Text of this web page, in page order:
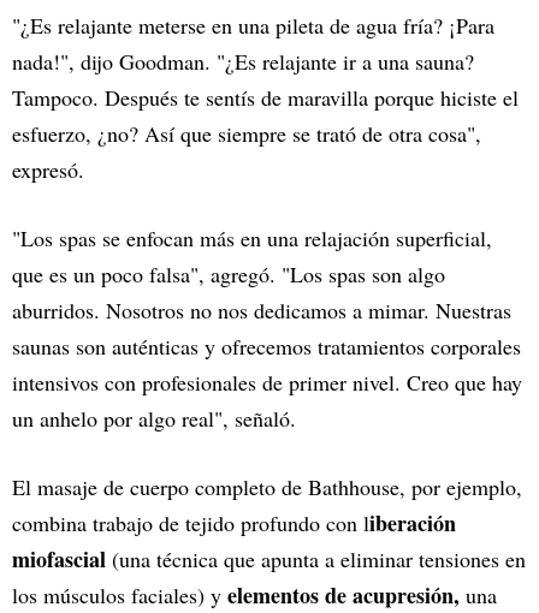
"¿Es relajante meterse en una pileta de agua fría? ¡Para
nada!", dijo Goodman. "¿Es relajante ir a una sauna?
Tampoco. Después te sentís de maravilla porque hiciste el
esfuerzo, ¿no? Así que siempre se trató de otra cosa",
expresó.
"Los spas se enfocan más en una relajación superficial,
que es un poco falsa", agregó. "Los spas son algo
aburridos. Nosotros no nos dedicamos a mimar. Nuestras
saunas son auténticas y ofrecemos tratamientos corporales
intensivos con profesionales de primer nivel. Creo que hay
un anhelo por algo real", señaló.
El masaje de cuerpo completo de Bathhouse, por ejemplo,
combina trabajo de tejido profundo con liberación
miofascial (una técnica que apunta a eliminar tensiones en
los músculos faciales) y elementos de acupresión, una